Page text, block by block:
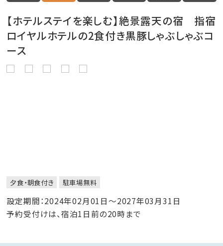
【ホテルステイを楽しむ】絶景露天の宿 指宿
ロイヤルホテルの2食付き黒豚しゃぶしゃぶコ
ース
夕食・朝食付き 駐車場無料
設定期間：2024年02月01日～2027年03月31日
予約受付けは、宿泊1日前の20時まで